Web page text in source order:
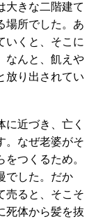
大きな二階建て
場所でした。あ
いくと、そこに
なんと、飢えや
放り出されてい
近づき、亡く
。なぜ老婆がそ
つくるため。
でした。だか
売ると、そこそ
死体から髪を抜